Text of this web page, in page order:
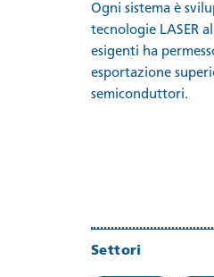
Ogni sistema è
tecnologie LASER
esigenti ha
esportazione
semiconduttori.
Settori